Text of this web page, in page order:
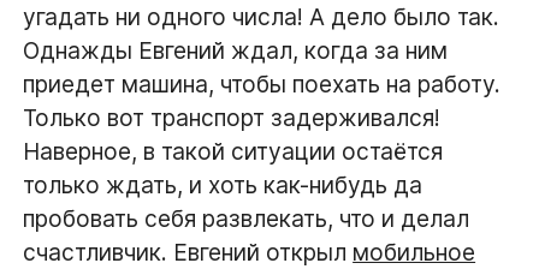
угадать ни одного числа! А дело было так.
Однажды Евгений ждал, когда за ним
приедет машина, чтобы поехать на работу.
Только вот транспорт задерживался!
Наверное, в такой ситуации остаётся
только ждать, и хоть как-нибудь да
пробовать себя развлекать, что и делал
счастливчик. Евгений открыл мобильное